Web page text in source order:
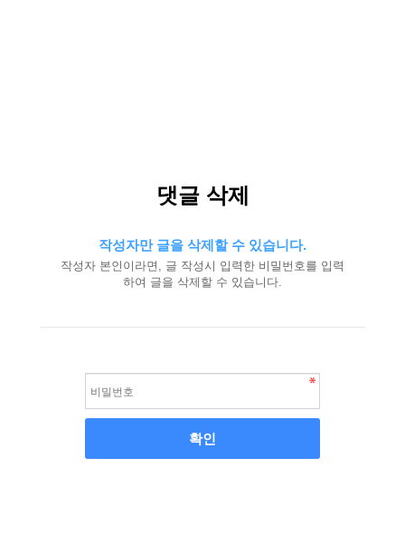
댓글 삭제
작성자만 글을 삭제할 수 있습니다.
작성자 본인이라면, 글 작성시 입력한 비밀번호를 입력
하여 글을 삭제할 수 있습니다.